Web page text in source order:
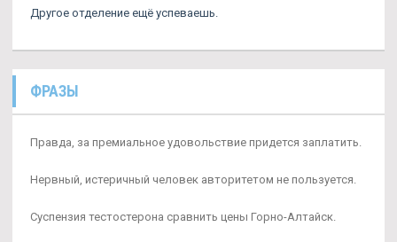
Другое отделение ещё успеваешь.
ФРАЗЫ
Правда, за премиальное удовольствие придется заплатить.
Нервный, истеричный человек авторитетом не пользуется.
Суспензия тестостерона сравнить цены Горно-Алтайск.